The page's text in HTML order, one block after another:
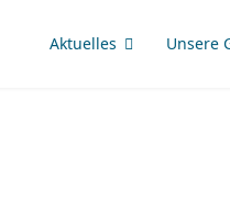
Aktuelles Unsere